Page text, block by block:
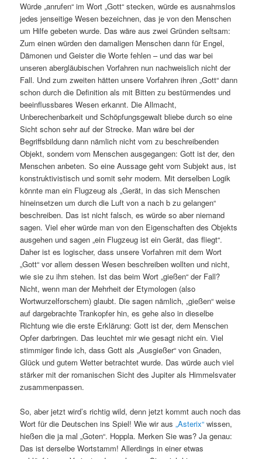
Würde „anrufen“ im Wort „Gott“ stecken, würde es ausnahmslos
jedes jenseitige Wesen bezeichnen, das je von den Menschen
um Hilfe gebeten wurde. Das wäre aus zwei Gründen seltsam:
Zum einen würden den damaligen Menschen dann für Engel,
Dämonen und Geister die Worte fehlen – und das war bei
unseren abergläubischen Vorfahren nun nachweislich nicht der
Fall. Und zum zweiten hätten unsere Vorfahren ihren „Gott“ dann
schon durch die Definition als mit Bitten zu bestürmendes und
beeinflussbares Wesen erkannt. Die Allmacht,
Unberechenbarkeit und Schöpfungsgewalt bliebe durch so eine
Sicht schon sehr auf der Strecke. Man wäre bei der
Begriffsbildung dann nämlich nicht vom zu beschreibenden
Objekt, sondern vom Menschen ausgegangen: Gott ist der, den
Menschen anbeten. So eine Aussage geht vom Subjekt aus, ist
konstruktivistisch und somit sehr modern. Mit derselben Logik
könnte man ein Flugzeug als „Gerät, in das sich Menschen
hineinsetzen um durch die Luft von a nach b zu gelangen“
beschreiben. Das ist nicht falsch, es würde so aber niemand
sagen. Viel eher würde man von den Eigenschaften des Objekts
ausgehen und sagen „ein Flugzeug ist ein Gerät, das fliegt“.
Daher ist es logischer, dass unsere Vorfahren mit dem Wort
„Gott“ vor allem dessen Wesen beschreiben wollten und nicht,
wie sie zu ihm stehen. Ist das beim Wort „gießen“ der Fall?
Nicht, wenn man der Mehrheit der Etymologen (also
Wortwurzelforschern) glaubt. Die sagen nämlich, „gießen“ weise
auf dargebrachte Trankopfer hin, es gehe also in dieselbe
Richtung wie die erste Erklärung: Gott ist der, dem Menschen
Opfer darbringen. Das leuchtet mir wie gesagt nicht ein. Viel
stimmiger finde ich, dass Gott als „Ausgießer“ von Gnaden,
Glück und gutem Wetter betrachtet wurde. Das würde auch viel
stärker mit der romanischen Sicht des Jupiter als Himmelsvater
zusammenpassen.
So, aber jetzt wird’s richtig wild, denn jetzt kommt auch noch das
Wort für die Deutschen ins Spiel! Wie wir aus„Asterix“ wissen,
hießen die ja mal „Goten“. Hoppla. Merken Sie was? Ja genau:
Das ist derselbe Wortstamm! Allerdings in einer etwas